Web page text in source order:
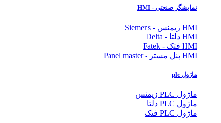
نمایشگرصنعتی- HMI
HMI زیمنس - Siemens
HMI دلتا - Delta
HMI فتک - Fatek
HMI پنل مستر - Panel master
ماژول plc
ماژول PLC زیمنس
ماژول PLC دلتا
ماژول PLC فتک